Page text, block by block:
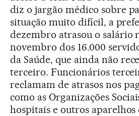
diz o jargão médico sobre
situação muito difícil, a
dezembro atrasou o salário
novembro dos 16.000
da Saúde, que ainda não
terceiro. Funcionários
reclamam de atrasos nos
como as Organizações
hospitais e outros aparelhos